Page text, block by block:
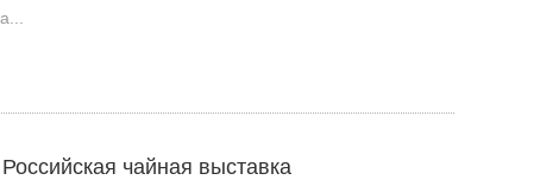
чайная выставка